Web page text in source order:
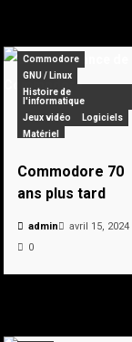
Commodore
GNU / Linux
Histoire de
l'informatique
Jeux vidéo
Logiciels
Matériel
Pionniers
Vintage
Commodore 70
ans plus tard
admin
avril 15, 2024
0